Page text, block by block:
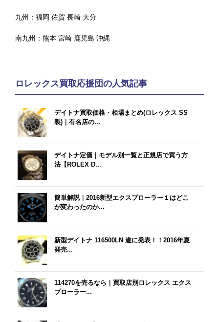
九州：福岡 佐賀 長崎 大分
南九州：熊本 宮崎 鹿児島 沖縄
ロレックス買取応援団の人気記事
デイトナ買取価格・相場まとめ(ロレックス SS
製)｜有名店の...
デイトナ定価｜モデル別一覧と正規店で買う方
法【ROLEX D...
簡単解説｜2016新型エクスプローラー１はどこ
が変わったのか...
新型デイトナ 116500LN 遂に発表！！2016年夏
発売...
114270を売るなら｜買取店別ロレックス エクス
プローラー...